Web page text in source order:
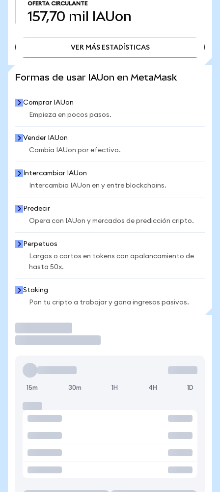
OFERTA CIRCULANTE
157,70 mil IAUon
VER MÁS ESTADÍSTICAS
Formas de usar IAUon en MetaMask
Comprar IAUon
Empieza en pocos pasos.
Vender IAUon
Cambia IAUon por efectivo.
Intercambiar IAUon
Intercambia IAUon en y entre blockchains.
Predecir
Opera con IAUon y mercados de predicción cripto.
Perpetuos
Largos o cortos en tokens con apalancamiento de
hasta 50x.
Staking
Pon tu cripto a trabajar y gana ingresos pasivos.
15m 30m 1H 4H 1D